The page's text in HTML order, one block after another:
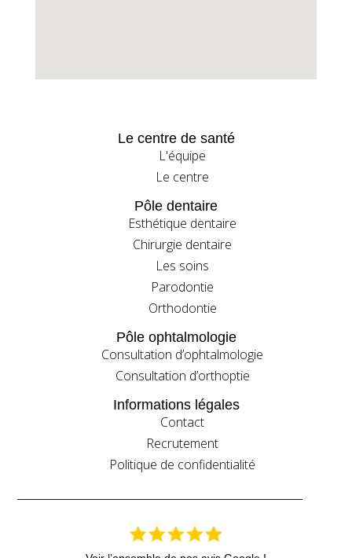
Le centre de santé
L'équipe
Le centre
Pôle dentaire
Esthétique dentaire
Chirurgie dentaire
Les soins
Parodontie
Orthodontie
Pôle ophtalmologie
Consultation d’ophtalmologie
Consultation d’orthoptie
Informations légales
Contact
Recrutement
Politique de confidentialité